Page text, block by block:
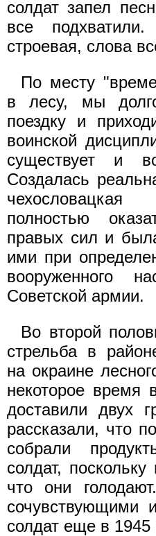
солдат запел
все
строевая, слова
По месту
в лесу, мы
поездку и
воинской
существует и
Создалась
полностью
правых сил и
ими при
вооруженного
Советской армии.
Во второй
стрельба в
на окраине
некоторое время
доставили двух
рассказали, что
собрали
солдат,
что они
сочувствующими
солдат еще в 1945